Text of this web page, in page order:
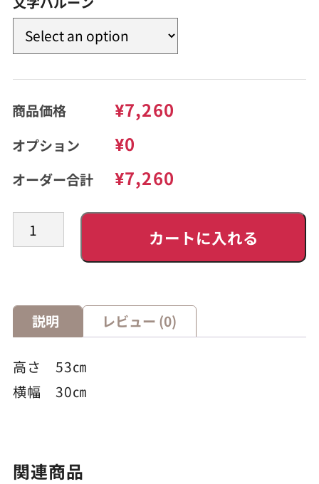
商品価格 ¥7,260
オプション ¥0
オーダー合計 ¥7,260
カートに入れる
説明 レビュー (0)
高さ 53㎝
横幅 30㎝
関連商品